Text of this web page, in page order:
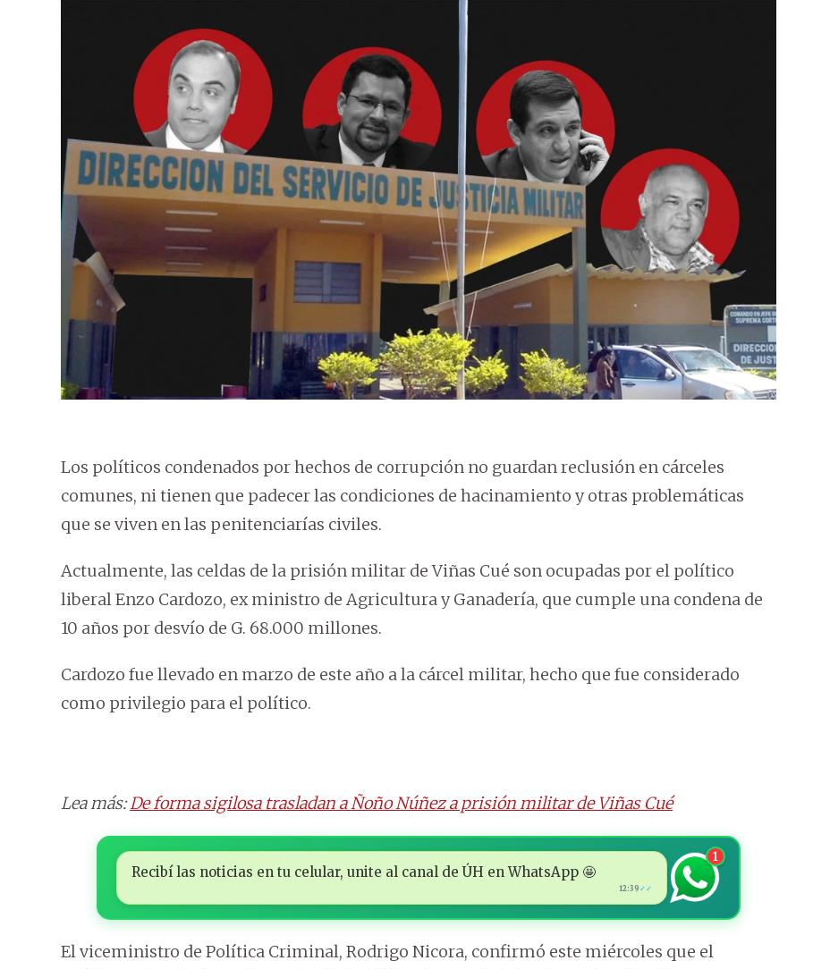
Los políticos condenados por hechos de corrupción no guardan reclusión en cárceles
comunes, ni tienen que padecer las condiciones de hacinamiento y otras problemáticas
que se viven en las penitenciarías civiles.
Actualmente, las celdas de la prisión militar de Viñas Cué son ocupadas por el político
liberal Enzo Cardozo, ex ministro de Agricultura y Ganadería, que cumple una condena de
10 años por desvío de G. 68.000 millones.
Cardozo fue llevado en marzo de este año a la cárcel militar, hecho que fue considerado
como privilegio para el político.
Lea más:De forma sigilosa trasladan a Ñoño Núñez a prisión militar de Viñas Cué
Recibí las noticias en tu celular, unite al canal de ÚH en WhatsApp 🤩
12:39 ✓✓
1
El viceministro de Política Criminal, Rodrigo Nicora, confirmó este miércoles que el